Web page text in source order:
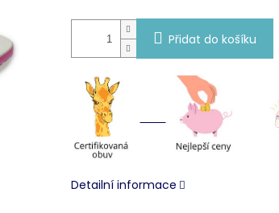
Přidat do košíku
Detailní informace